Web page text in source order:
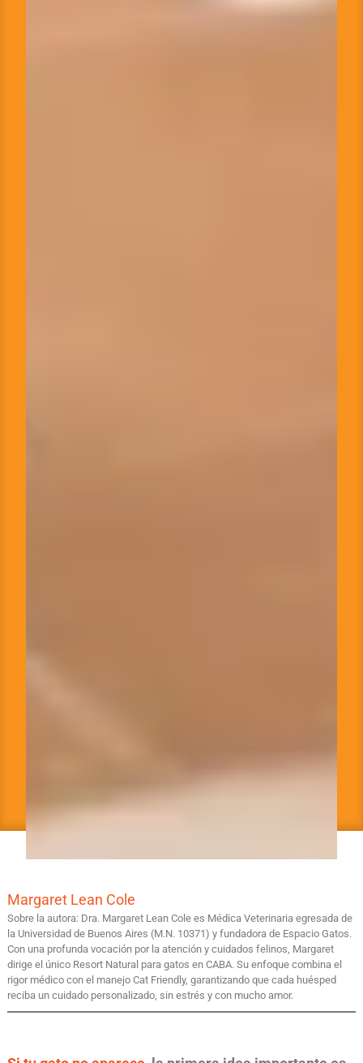
Margaret Lean Cole
Sobre la autora: Dra. Margaret Lean Cole es Médica Veterinaria egresada de
la Universidad de Buenos Aires (M.N. 10371) y fundadora de Espacio Gatos.
Con una profunda vocación por la atención y cuidados felinos, Margaret
dirige el único Resort Natural para gatos en CABA. Su enfoque combina el
rigor médico con el manejo Cat Friendly, garantizando que cada huésped
reciba un cuidado personalizado, sin estrés y con mucho amor.